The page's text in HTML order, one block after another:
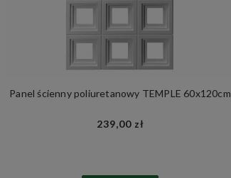
Panel ścienny poliuretanowy TEMPLE 60x120cm
239,00 zł